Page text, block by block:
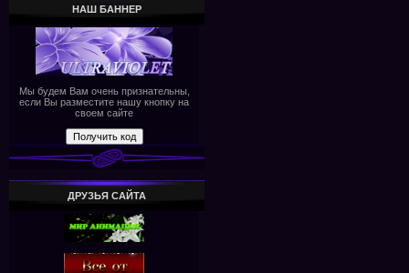
НАШ БАHHЕР
Мы будем Вам очень признательны,
если Вы разместите нашу кнопку на
своем сайте
ДРУЗЬЯ САЙТА